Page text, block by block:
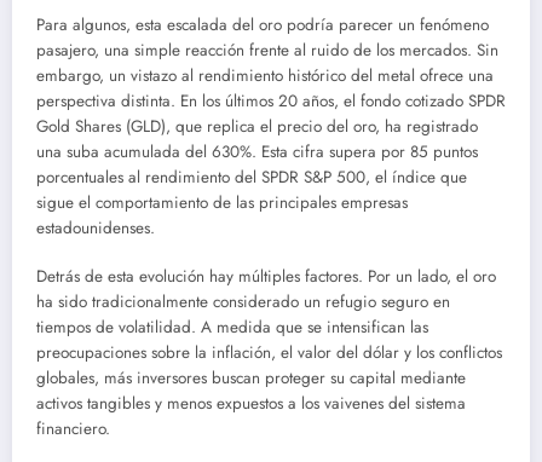
Para algunos, esta escalada del oro podría parecer un fenómeno
pasajero, una simple reacción frente al ruido de los mercados. Sin
embargo, un vistazo al rendimiento histórico del metal ofrece una
perspectiva distinta. En los últimos 20 años, el fondo cotizado SPDR
Gold Shares (GLD), que replica el precio del oro, ha registrado
una suba acumulada del 630%. Esta cifra supera por 85 puntos
porcentuales al rendimiento del SPDR S&P 500, el índice que
sigue el comportamiento de las principales empresas
estadounidenses.
Detrás de esta evolución hay múltiples factores. Por un lado, el oro
ha sido tradicionalmente considerado un refugio seguro en
tiempos de volatilidad. A medida que se intensifican las
preocupaciones sobre la inflación, el valor del dólar y los conflictos
globales, más inversores buscan proteger su capital mediante
activos tangibles y menos expuestos a los vaivenes del sistema
financiero.